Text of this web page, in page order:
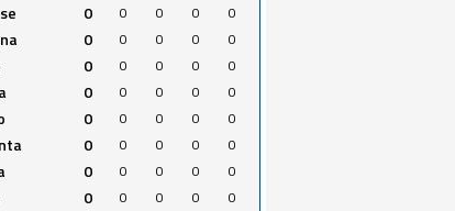
0 0 0 0
0
0 0 0 0
0
0 0 0 0
0
0 0 0 0
0
0 0 0 0
0
0 0 0 0
0
0 0 0 0
0
0 0 0 0 0